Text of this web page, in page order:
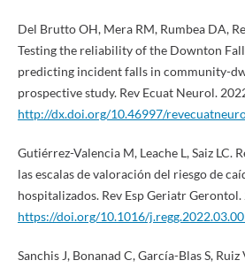
Del Brutto OH, Mera RM, Rumbea DA,
Testing the reliability of the Downton
predicting incident falls in community-
prospective study. Rev Ecuat Neurol.
http://dx.doi.org/10.46997/
Gutiérrez-Valencia M, Leache L, Saiz LC.
las escalas de valoración del riesgo de
hospitalizados. Rev Esp Geriatr
https://doi.org/10.1016/
Sanchis J, Bonanad C, García-Blas S,